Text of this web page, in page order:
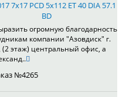
7x17 PCD 5x112 ET 40 DIA 57.1
BD
огромную благодарность
компании "Азовдиск" г.
(2 этаж) центральный офис, а
№4265